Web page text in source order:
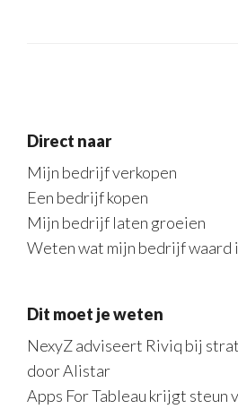
Direct naar
Mijn bedrijf verkopen
Een bedrijf kopen
Mijn bedrijf laten groeien
Weten wat mijn bedrijf waard
Dit moet je weten
NexyZ adviseert Riviq bij
door Alistar
Apps For Tableau krijgt steun